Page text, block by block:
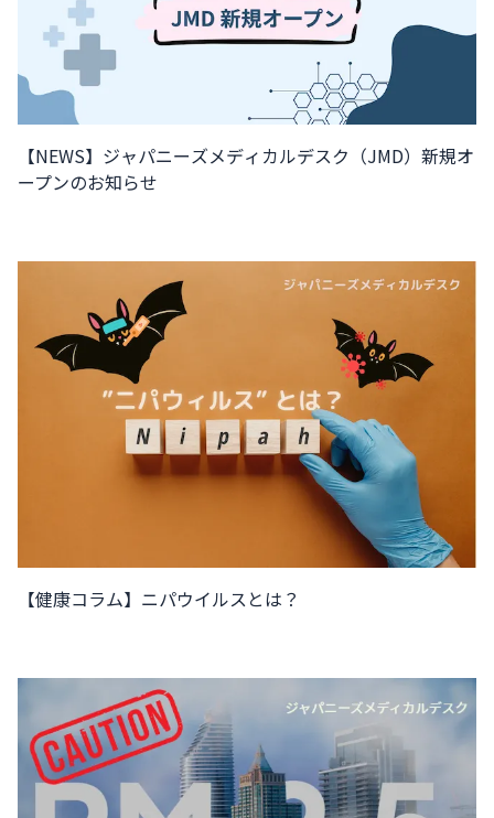
【NEWS】ジャパニーズメディカルデスク（JMD）新規オ
ープンのお知らせ
【健康コラム】ニパウイルスとは？